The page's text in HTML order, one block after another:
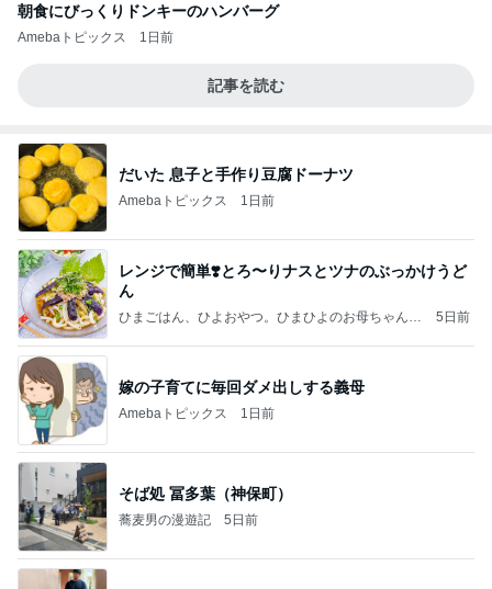
朝食にびっくりドンキーのハンバーグ
Amebaトピックス 1日前
記事を読む
だいた 息子と手作り豆腐ドーナツ
Amebaトピックス 1日前
レンジで簡単❣️とろ〜りナスとツナのぶっかけうど
ん
ひまごはん、ひよおやつ。ひまひよのお母ちゃんの
5日前
嫁の子育てに毎回ダメ出しする義母
Amebaトピックス 1日前
そば処 冨多葉（神保町）
蕎麦男の漫遊記 5日前